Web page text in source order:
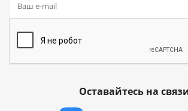
Оставайтесь на